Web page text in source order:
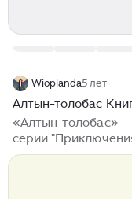
Wioplanda5 лет
Алтын-толобас
«Алтын-толобас» —
серии
магистра